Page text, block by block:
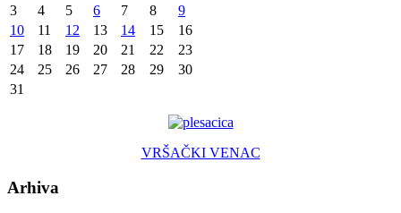
3
4 5 6 7 8
9
10
11 12 13 14 15
16
17
18 19 20 21 22
23
24
25 26 27 28 29
30
31
VRŠAČKI VENAC
Arhiva